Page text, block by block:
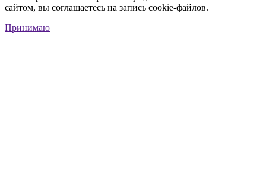
сайтом, вы соглашаетесь на запись cookie-файлов.
Принимаю